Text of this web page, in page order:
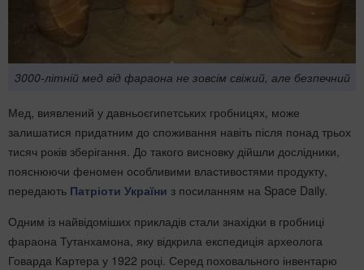
3000-літній мед від фараона не зовсім свіжий, але безпечний
Мед, виявлений у давньоєгипетських гробницях, може
залишатися придатним до споживання навіть після понад трьох
тисяч років зберігання. До такого висновку дійшли дослідники,
пояснюючи феномен особливими властивостями продукту,
передають Патріоти України з посиланням на Space Daily.
Одним із найвідоміших прикладів стали знахідки в гробниці
фараона Тутанхамона, яку відкрила експедиція археолога
Говарда Картера у 1922 році. Серед поховального інвентарю